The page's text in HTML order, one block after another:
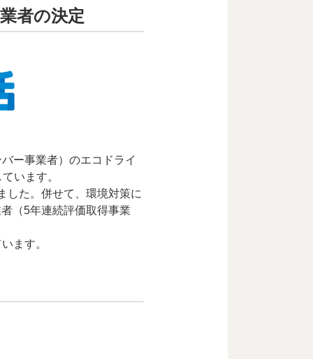
者の決定
ー事業者）のエコドライ
います。
した。併せて、環境対策に
（5年連続評価取得事業
ます。